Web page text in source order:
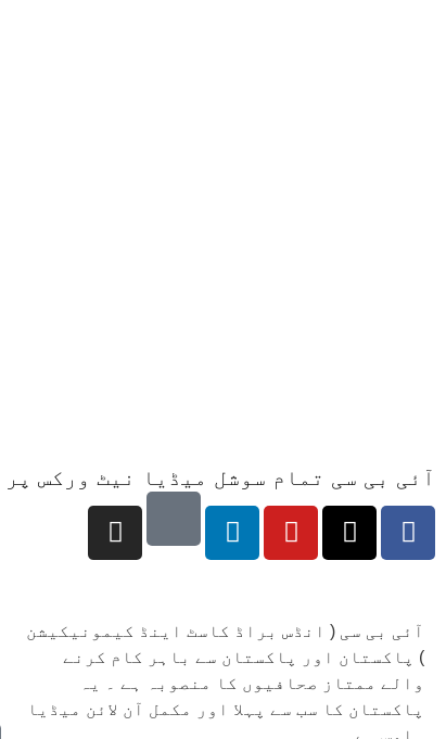
آئی بی سی تمام سوشل میڈیا نیٹ ورکس پر
آئی بی سی ( انڈس براڈ کاسٹ اینڈ کیمونیکیشن
) پاکستان اور پاکستان سے باہر کام کرنے
والے ممتاز صحافیوں کا منصوبہ ہے ۔ یہ
پاکستان کا سب سے پہلا اور مکمل آن لائن میڈیا
ہاوس ہے .